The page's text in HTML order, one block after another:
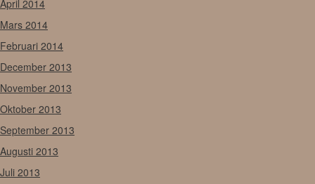
April 2014
Mars 2014
Februari 2014
December 2013
November 2013
Oktober 2013
September 2013
Augusti 2013
Juli 2013